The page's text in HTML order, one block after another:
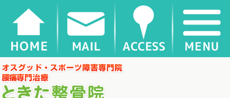
松戸市 めまい治療 | 千葉県松戸市新松戸 ときた整骨院